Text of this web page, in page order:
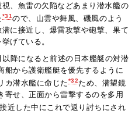
、魚雷の欠陥などあまり潜水艦の
*31 ので、山雲や舞風、磯風のよう
に接近し、爆雷攻撃や砲撃、果て
げている。
降になると前述の日本艦艇の対潜
船から護衛艦艇を優先するように
カ潜水艦に命じた*32ため、潜望鏡
寄せ、正面から雷撃するのを多用
近した中にこれで返り討ちにされ